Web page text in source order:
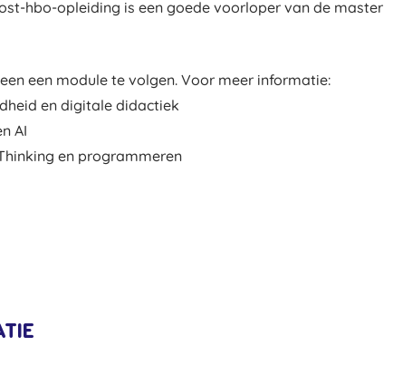
hbo-opleiding is een goede voorloper van de master
een module te volgen. Voor meer informatie:
en digitale didactiek
AI
en programmeren